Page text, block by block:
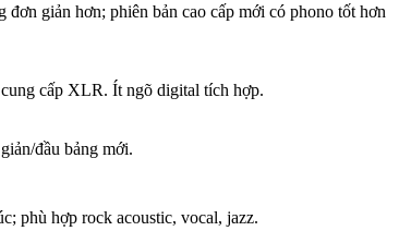
giản hơn; phiên bản cao cấp mới có phono tốt hơn
cấp XLR. Ít ngõ digital tích hợp.
đầu bảng mới.
phù hợp rock acoustic, vocal, jazz.